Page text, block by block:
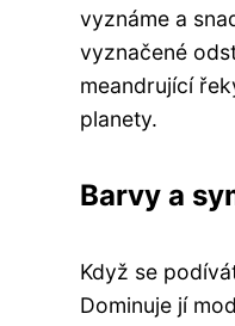
vyznáme a
vyznačené
meandrující
planety.
Barvy a
Když se
Dominuje jí